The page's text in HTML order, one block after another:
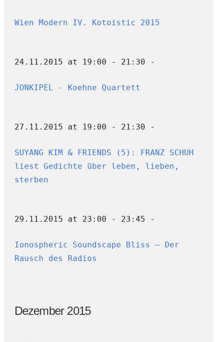
Wien Modern IV. Kotoistic 2015
24.11.2015 at 19:00 - 21:30 -
JONKIPEL - Koehne Quartett
27.11.2015 at 19:00 - 21:30 -
SUYANG KIM & FRIENDS (5): FRANZ SCHUH
liest Gedichte über leben, lieben,
sterben
29.11.2015 at 23:00 - 23:45 -
Ionospheric Soundscape Bliss – Der
Rausch des Radios
Dezember 2015